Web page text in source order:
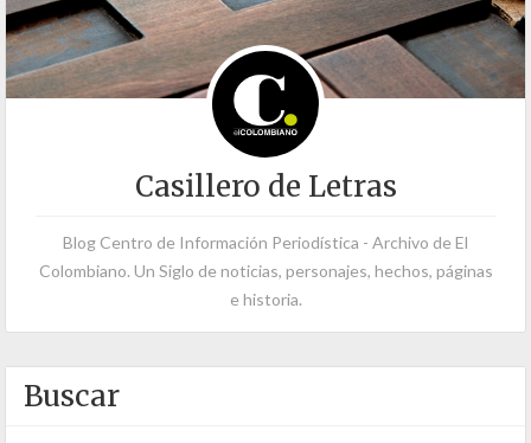
Casillero de Letras
Blog Centro de Información Periodística - Archivo de El
Colombiano. Un Siglo de noticias, personajes, hechos, páginas
e historia.
Buscar